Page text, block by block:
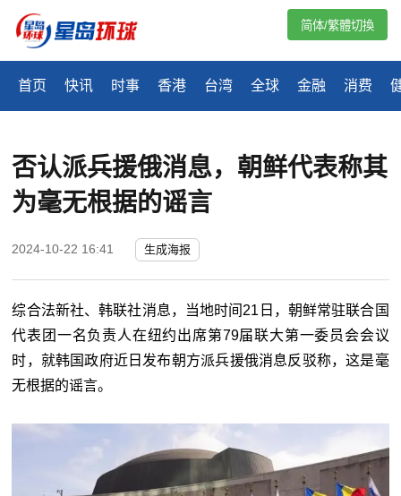
首页 快讯 时事 香港 台湾 全球 金融 消费
简体/繁體切換
否认派兵援俄消息，朝鲜代表称其
为毫无根据的谣言
2024-10-22 16:41 生成海报
综合法新社、韩联社消息，当地时间21日，朝鲜常驻联合国
代表团一名负责人在纽约出席第79届联大第一委员会会议
时，就韩国政府近日发布朝方派兵援俄消息反驳称，这是毫
无根据的谣言。